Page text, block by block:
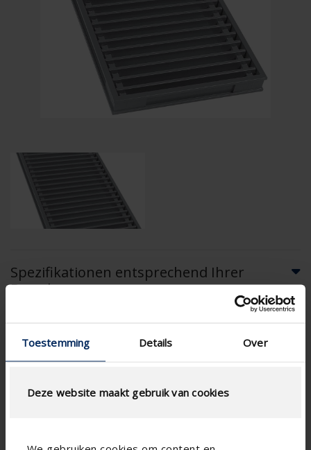
Toestemming Details Over
Deze website maakt gebruik van cookies
Spezifikationen entsprechend Ihrer
Berechnung